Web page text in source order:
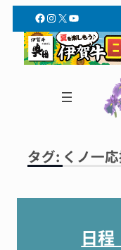
容
Facebook
Instagram
X YouTube
タグ: くノ一
日